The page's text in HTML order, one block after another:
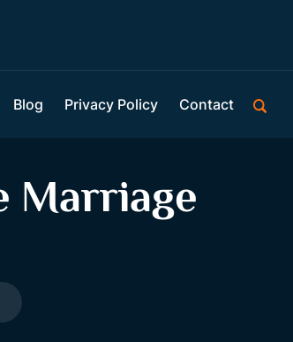
Blog Privacy Policy Contact
Marriage